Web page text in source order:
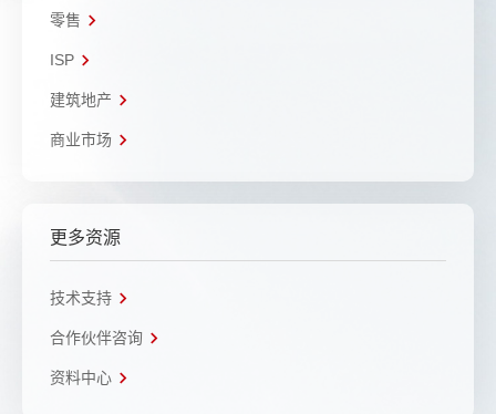
零售
ISP
建筑地产
商业市场
更多资源
技术支持
合作伙伴咨询
资料中心